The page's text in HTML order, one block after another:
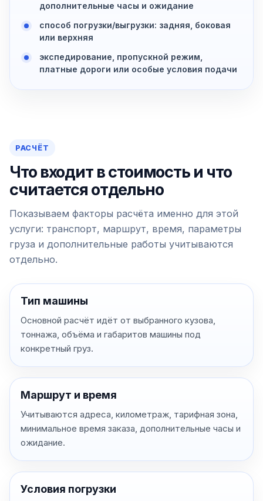
дополнительные часы и ожидание
способ погрузки/выгрузки: задняя, боковая
или верхняя
экспедирование, пропускной режим,
платные дороги или особые условия подачи
РАСЧЁТ
Что входит в стоимость и что
считается отдельно
Показываем факторы расчёта именно для этой
услуги: транспорт, маршрут, время, параметры
груза и дополнительные работы учитываются
отдельно.
Тип машины
Основной расчёт идёт от выбранного кузова,
тоннажа, объёма и габаритов машины под
конкретный груз.
Маршрут и время
Учитываются адреса, километраж, тарифная зона,
минимальное время заказа, дополнительные часы и
ожидание.
Условия погрузки